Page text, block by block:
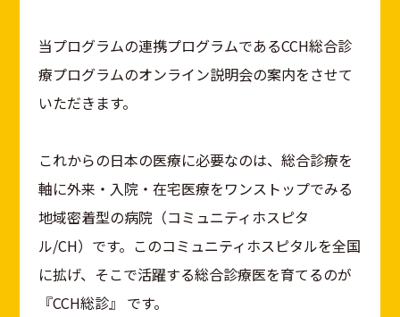
当プログラムの連携プログラムであるCCH総合診
療プログラムのオンライン説明会の案内をさせて
いただきます。
これからの日本の医療に必要なのは、総合診療を
軸に外来・入院・在宅医療をワンストップでみる
地域密着型の病院（コミュニティホスピタ
ル/CH）です。このコミュニティホスピタルを全国
に拡げ、そこで活躍する総合診療医を育てるのが
『CCH総診』 です。